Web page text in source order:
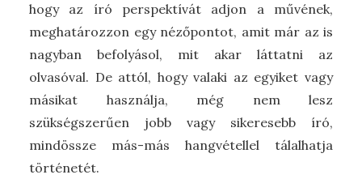
hogy az író perspektívát adjon a művének,
meghatározzon egy nézőpontot, amit már az is
nagyban befolyásol, mit akar láttatni az
olvasóval. De attól, hogy valaki az egyiket vagy
másikat használja, még nem lesz
szükségszerűen jobb vagy sikeresebb író,
mindössze más-más hangvétellel tálalhatja
történetét.